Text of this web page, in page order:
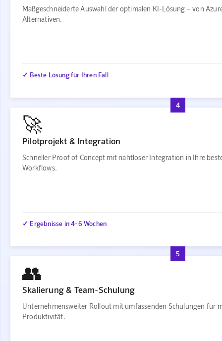
Maßgeschneiderte Auswahl der optimalen KI-Lösung – von
Alternativen.
✓ Beste Lösung für Ihren Fall
4
🚀
Pilotprojekt & Integration
Schneller Proof of Concept mit nahtloser Integration in Ihre
Workflows.
✓ Ergebnisse in 4-6 Wochen
5
👥
Skalierung & Team-Schulung
Unternehmensweiter Rollout mit umfassenden Schulungen für
Produktivität.